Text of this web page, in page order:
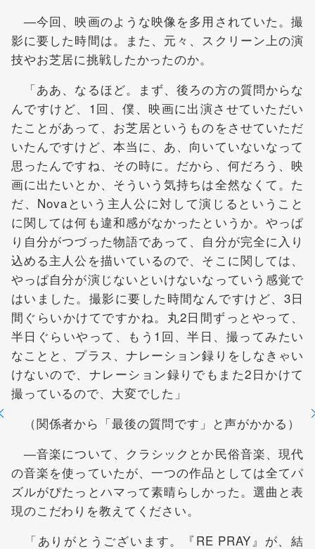
―今回、映画のような映像を多用されていた。撮
影に要した時間は。また、元々、スクリーン上の演
技やお芝居に挑戦したかったのか。
「ああ、なるほど。まず、後ろの方の質問からな
んですけど、1回、僕、映画に出演させていただい
たことがあって、お芝居というものをさせていただ
いたんですけど、本当に、あ、向いていないなって
思ったんですね、その時に。だから、何だろう、映
画に出たいとか、そういう気持ちは全然なくて。た
だ、Novaという主人公に対して演じるということ
に関しては何も違和感がなかったというか。やっぱ
り自分がつづった物語であって、自分が完全に入り
込める主人公を描いているので、そこに関しては、
やっぱ自分が演じないといけないなっていう感覚で
はいました。撮影に要した時間なんですけど、3日
間ぐらいかけてですかね。丸2日間ずっとやって、
半日ぐらいやって、もう1回、半日、撮ってみたい
なことと、プラス、ナレーション録りをしなきゃい
けないので、ナレーション録りでもまた2日かけて
撮っているので、大変でした」
（関係者から「最後の質問です」と声がかかる）
―音楽について、クラシックとか民俗音楽、現代
の音楽を使っていたが、一つの作品としては全てパ
ズルがぴたっとハマって素晴らしかった。選曲と表
現のこだわりを教えてください。
「ありがとうございます。『RE PRAY』が、結